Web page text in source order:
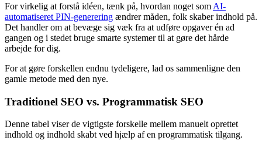
For virkelig at forstå idéen, tænk på, hvordan noget som AI-
automatiseret PIN-generering ændrer måden, folk skaber indhold på.
Det handler om at bevæge sig væk fra at udføre opgaver én ad
gangen og i stedet bruge smarte systemer til at gøre det hårde
arbejde for dig.
For at gøre forskellen endnu tydeligere, lad os sammenligne den
gamle metode med den nye.
Traditionel SEO vs. Programmatisk SEO
Denne tabel viser de vigtigste forskelle mellem manuelt oprettet
indhold og indhold skabt ved hjælp af en programmatisk tilgang.